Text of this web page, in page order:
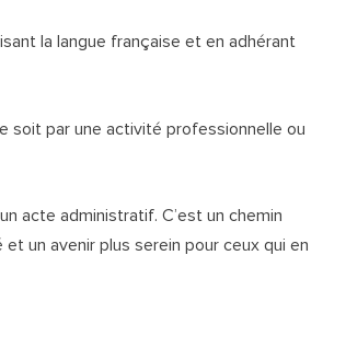
la langue française et en adhérant
soit par une activité professionnelle ou
acte administratif. C’est un chemin
un avenir plus serein pour ceux qui en